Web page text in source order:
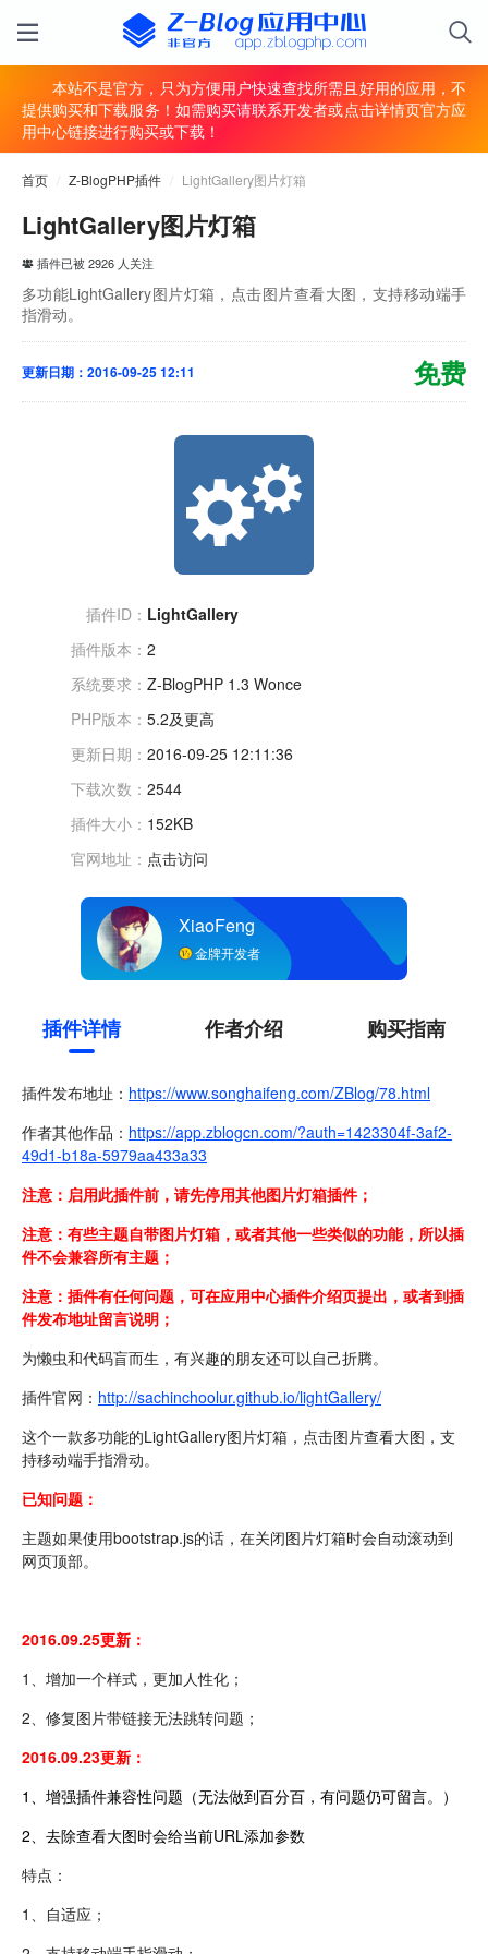
本站不是官方，只为方便用户快速查找所需且好用的应用，不
提供购买和下载服务！如需购买请联系开发者或点击详情页官方应
用中心链接进行购买或下载！
首页 Z-BlogPHP插件 LightGallery图片灯箱
LightGallery图片灯箱
插件已被 2926 人关注
多功能LightGallery图片灯箱，点击图片查看大图，支持移动端手
指滑动。
免费
更新日期：2016-09-25 12:11
插件ID： LightGallery
插件版本： 2
系统要求： Z-BlogPHP 1.3 Wonce
PHP版本： 5.2及更高
更新日期： 2016-09-25 12:11:36
下载次数： 2544
插件大小： 152KB
官网地址： 点击访问
XiaoFeng
金牌开发者
插件详情 作者介绍 购买指南
插件发布地址： https://www.songhaifeng.com/ZBlog/78.html
作者其他作品： https://app.zblogcn.com/?auth=1423304f-3af2-
49d1-b18a-5979aa433a33
注意：启用此插件前，请先停用其他图片灯箱插件；
注意：有些主题自带图片灯箱，或者其他一些类似的功能，所以插
件不会兼容所有主题；
注意：插件有任何问题，可在应用中心插件介绍页提出，或者到插
件发布地址留言说明；
为懒虫和代码盲而生，有兴趣的朋友还可以自己折腾。
插件官网： http://sachinchoolur.github.io/lightGallery/
这个一款多功能的LightGallery图片灯箱，点击图片查看大图，支
持移动端手指滑动。
已知问题：
主题如果使用bootstrap.js的话，在关闭图片灯箱时会自动滚动到
网页顶部。
2016.09.25更新：
1、增加一个样式，更加人性化；
2、修复图片带链接无法跳转问题；
2016.09.23更新：
1、增强插件兼容性问题（无法做到百分百，有问题仍可留言。）
2、去除查看大图时会给当前URL添加参数
特点：
1、自适应；